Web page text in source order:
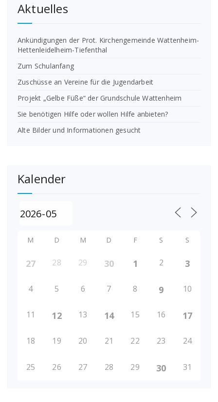
Aktuelles
Ankündigungen der Prot. Kirchengemeinde Wattenheim-
Hettenleidelheim-Tiefenthal
Zum Schulanfang
Zuschüsse an Vereine für die Jugendarbeit
Projekt „Gelbe Füße“ der Grundschule Wattenheim
Sie benötigen Hilfe oder wollen Hilfe anbieten?
Alte Bilder und Informationen gesucht
Kalender
M D M D F S S
27 28 29 30 1 2 3
4 5 6 7 8 9 10
11 12 13 14 15 16 17
18 19 20 21 22 23 24
25 26 27 28 29 30 31